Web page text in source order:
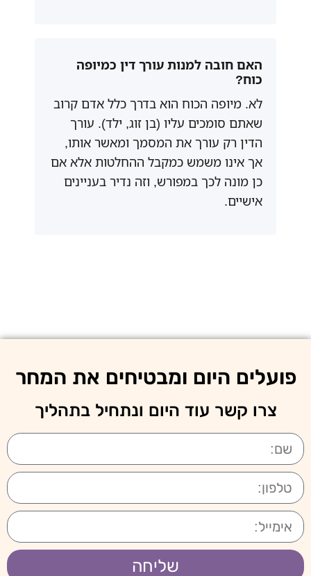
האם חובה למנות עורך דין כמיופה
כוח?
לא. מיופה הכוח הוא בדרך כלל אדם קרוב
שאתם סומכים עליו (בן זוג, ילד). עורך
הדין רק עורך את המסמך ומאשר אותו,
אך אינו משמש כמקבל ההחלטות אלא אם
כן מונה לכך במפורש, וזה נדיר בעניינים
אישיים.
פועלים היום ומבטיחים את המחר
צרו קשר עוד היום ונתחיל בתהליך
שליחה